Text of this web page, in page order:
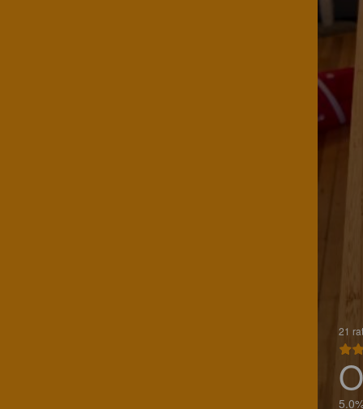
21